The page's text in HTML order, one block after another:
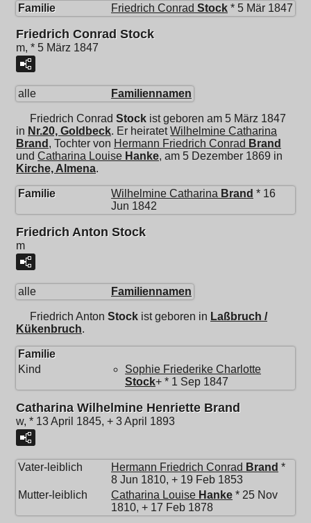
Familie Friedrich Conrad Stock * 5 Mär 1847
Friedrich Conrad Stock
m, * 5 März 1847
alle Familiennamen
Friedrich Conrad Stock ist geboren am 5 März 1847
in Nr.20, Goldbeck. Er heiratetWilhelmine Catharina
Brand , Tochter von Hermann Friedrich Conrad Brand
und Catharina Louise Hanke, am 5 Dezember 1869 in
Kirche, Almena.
Familie Wilhelmine Catharina Brand * 16
Jun 1842
Friedrich Anton Stock
m
alle Familiennamen
Friedrich Anton Stock ist geboren in Laßbruch /
Kükenbruch.
Familie
Kind
Sophie Friederike Charlotte
Stock+ * 1 Sep 1847
Catharina Wilhelmine Henriette Brand
w, * 13 April 1845, + 3 April 1893
Vater-leiblich Hermann Friedrich Conrad Brand *
8 Jun 1810, + 19 Feb 1853
Mutter-leiblich
Catharina Louise Hanke * 25 Nov
1810, + 17 Feb 1878